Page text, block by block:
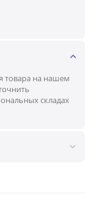
товара на нашем
складах